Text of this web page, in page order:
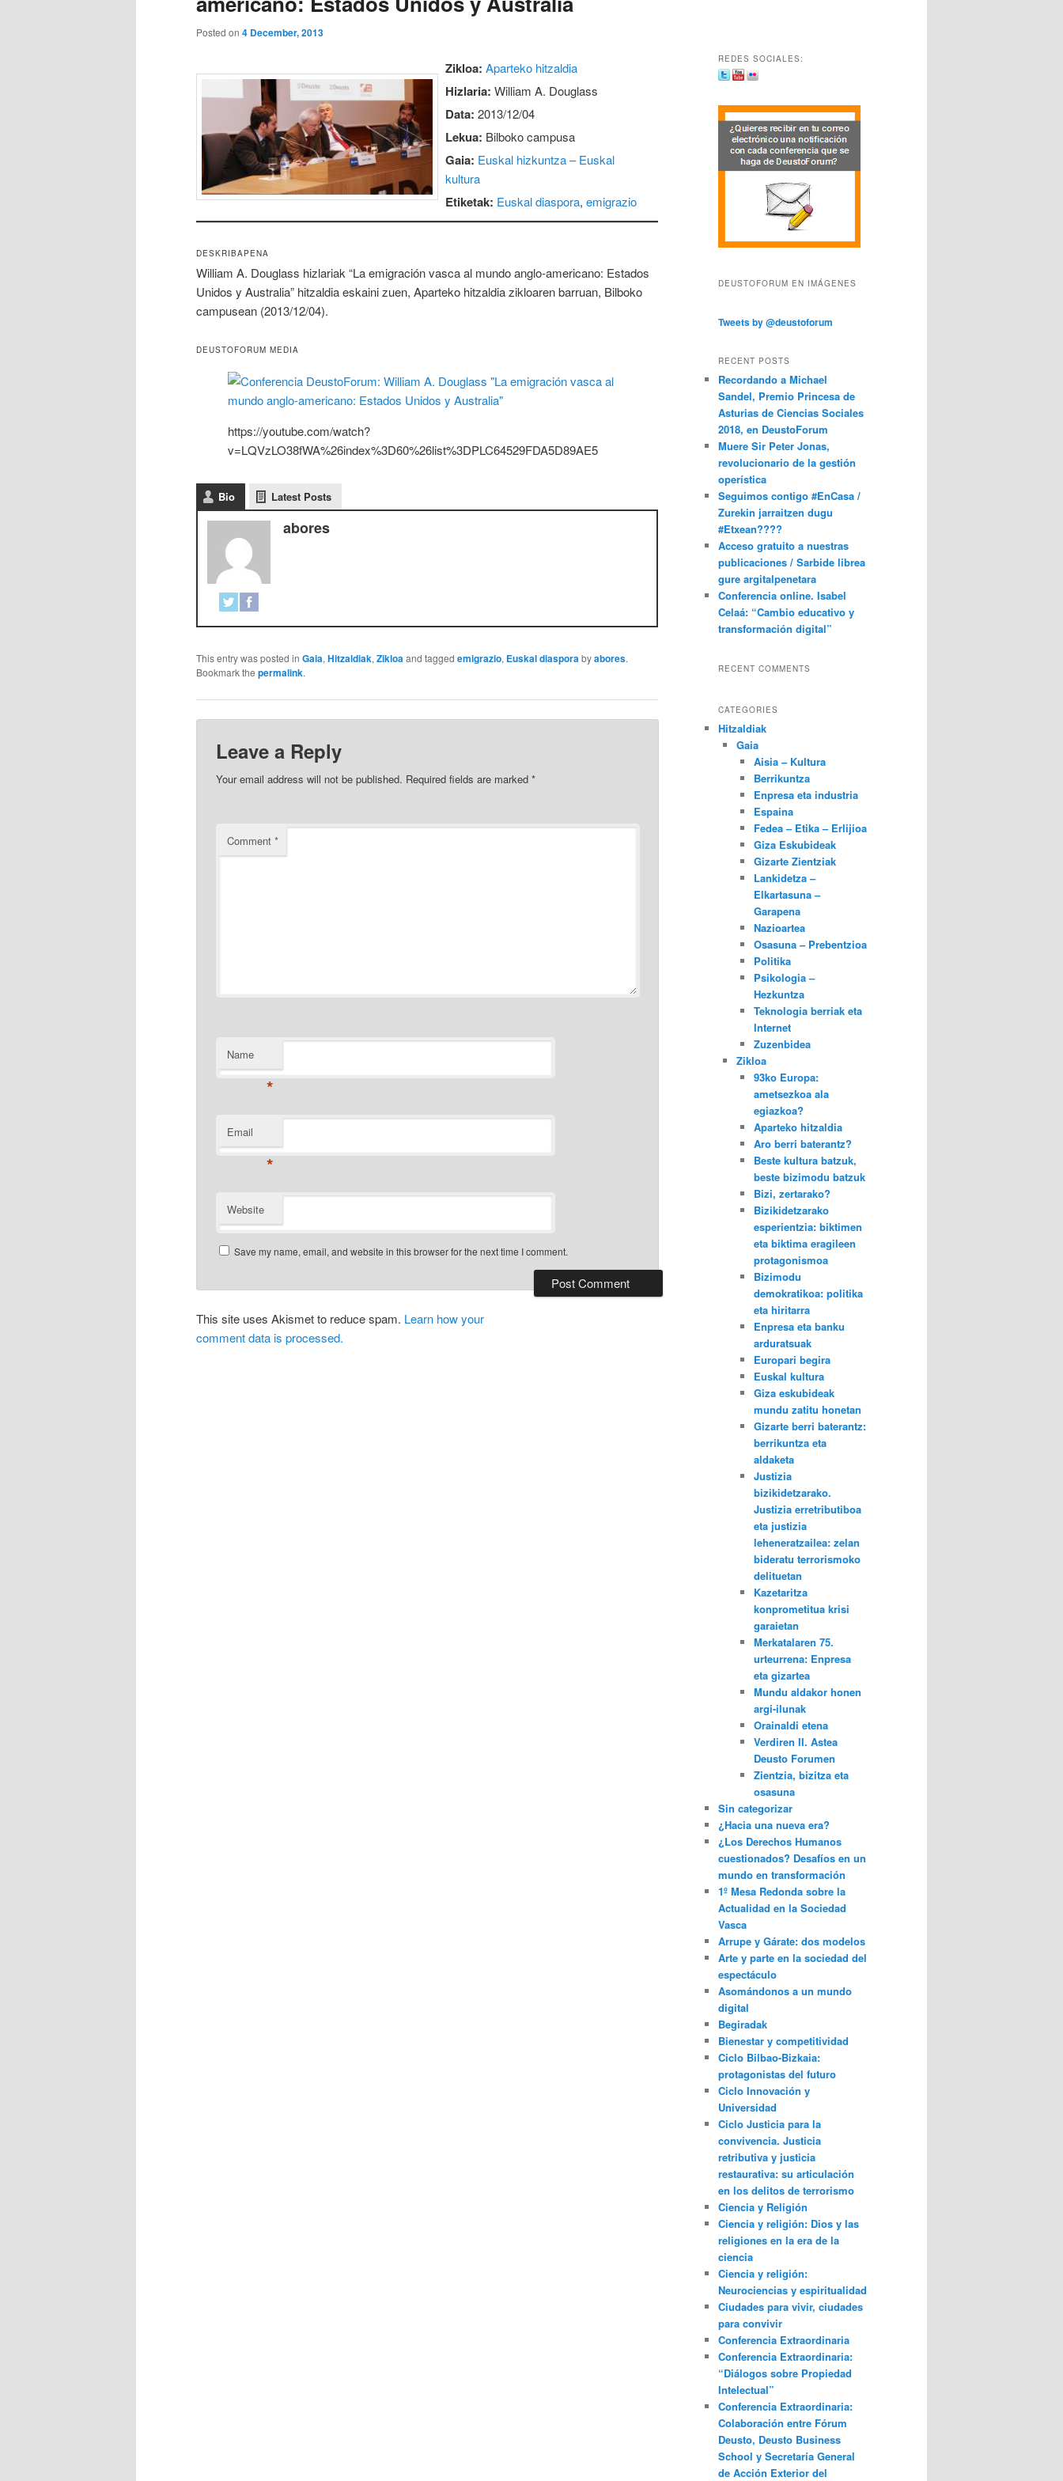
Posted on 4 December, 2013
Zikloa: Aparteko hitzaldia
Hizlaria: William A. Douglass
Data: 2013/12/04
Lekua: Bilboko campusa
Gaia: Euskal hizkuntza – Euskal
kultura
Etiketak: Euskal diaspora,emigrazio
DESKRIBAPENA
William A. Douglass hizlariak “La emigración vasca al mundo anglo-americano: Estados
Unidos y Australia” hitzaldia eskaini zuen, Aparteko hitzaldia zikloaren barruan, Bilboko
campusean (2013/12/04).
DEUSTOFORUM MEDIA
https://youtube.com/watch?
v=LQVzLO38fWA%26index%3D60%26list%3DPLC64529FDA5D89AE5
Bio Latest Posts
abores
This entry was posted in Gaia, Hitzaldiak, Zikloaand tagged emigrazio, Euskal diasporabyabores.
Bookmark the permalink.
Leave a Reply
Your email address will not be published. Required fields are marked*
Comment*
Name
*
Email
*
Website
Save my name, email, and website in this browser for the next time I comment.
This site uses Akismet to reduce spam. Learn how your
comment data is processed.
REDES SOCIALES:
DEUSTOFORUM EN IMÁGENES
Tweets by @deustoforum
RECENT POSTS
Recordando a Michael
Sandel, Premio Princesa de
Asturias de Ciencias Sociales
2018, en DeustoForum
Muere Sir Peter Jonas,
revolucionario de la gestión
operística
Seguimos contigo #EnCasa /
Zurekin jarraitzen dugu
#Etxean????
Acceso gratuito a nuestras
publicaciones / Sarbide librea
gure argitalpenetara
Conferencia online. Isabel
Celaá: “Cambio educativo y
transformación digital”
RECENT COMMENTS
CATEGORIES
Hitzaldiak
Gaia
Aisia – Kultura
Berrikuntza
Enpresa eta industria
Espaina
Fedea – Etika – Erlijioa
Giza Eskubideak
Gizarte Zientziak
Lankidetza –
Elkartasuna –
Garapena
Nazioartea
Osasuna – Prebentzioa
Politika
Psikologia –
Hezkuntza
Teknologia berriak eta
Internet
Zuzenbidea
Zikloa
93ko Europa:
ametsezkoa ala
egiazkoa?
Aparteko hitzaldia
Aro berri baterantz?
Beste kultura batzuk,
beste bizimodu batzuk
Bizi, zertarako?
Bizikidetzarako
esperientzia: biktimen
eta biktima eragileen
protagonismoa
Bizimodu
demokratikoa: politika
eta hiritarra
Enpresa eta banku
arduratsuak
Europari begira
Euskal kultura
Giza eskubideak
mundu zatitu honetan
Gizarte berri baterantz:
berrikuntza eta
aldaketa
Justizia
bizikidetzarako.
Justizia erretributiboa
eta justizia
leheneratzailea: zelan
bideratu terrorismoko
delituetan
Kazetaritza
konprometitua krisi
garaietan
Merkatalaren 75.
urteurrena: Enpresa
eta gizartea
Mundu aldakor honen
argi-ilunak
Orainaldi etena
Verdiren II. Astea
Deusto Forumen
Zientzia, bizitza eta
osasuna
Sin categorizar
¿Hacia una nueva era?
¿Los Derechos Humanos
cuestionados? Desafíos en un
mundo en transformación
1º Mesa Redonda sobre la
Actualidad en la Sociedad
Vasca
Arrupe y Gárate: dos modelos
Arte y parte en la sociedad del
espectáculo
Asomándonos a un mundo
digital
Begiradak
Bienestar y competitividad
Ciclo Bilbao-Bizkaia:
protagonistas del futuro
Ciclo Innovación y
Universidad
Ciclo Justicia para la
convivencia. Justicia
retributiva y justicia
restaurativa: su articulación
en los delitos de terrorismo
Ciencia y Religión
Ciencia y religión: Dios y las
religiones en la era de la
ciencia
Ciencia y religión:
Neurociencias y espiritualidad
Ciudades para vivir, ciudades
para convivir
Conferencia Extraordinaria
Conferencia Extraordinaria:
“Diálogos sobre Propiedad
Intelectual”
Conferencia Extraordinaria:
Colaboración entre Fórum
Deusto, Deusto Business
School y Secretaría General
de Acción Exterior del